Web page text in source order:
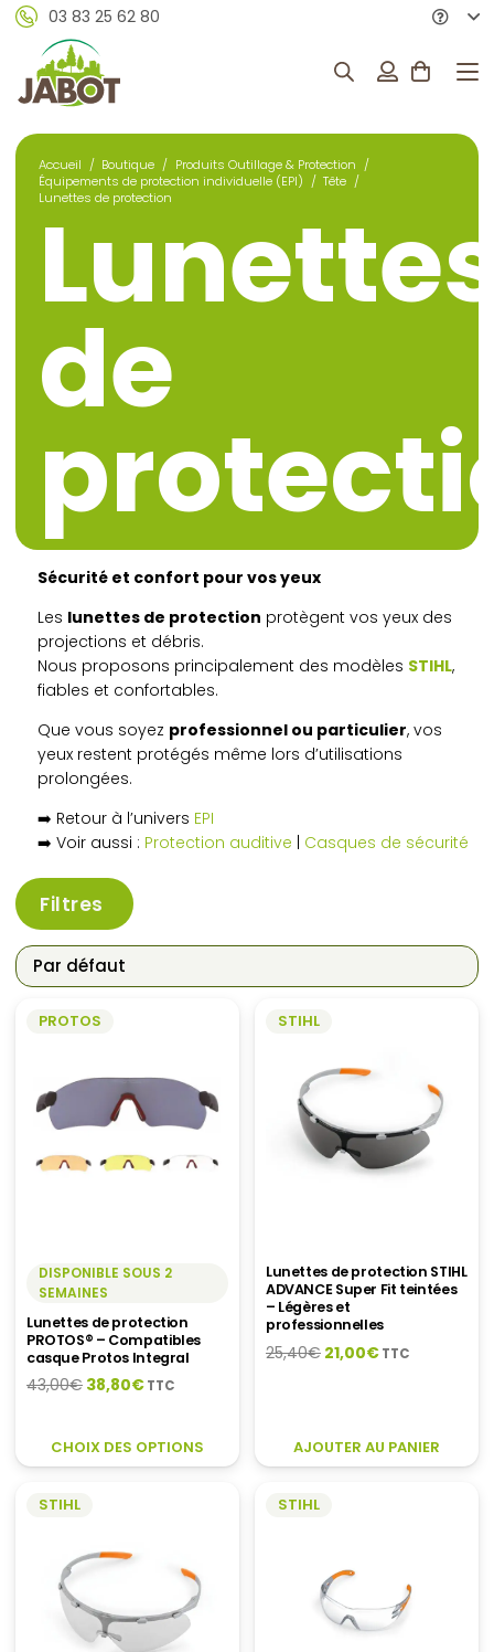
03 83 25 62 80
Accueil / Boutique / Produits Outillage & Protection /
Équipements de protection individuelle (EPI) / Tête /
Lunettes de protection
de
Sécurité et confort pour vos yeux
Les lunettes de protection protègent vos yeux des
projections et débris.
Nous proposons principalement des modèles STIHL,
fiables et confortables.
Que vous soyez professionnel ou particulier, vos
yeux restent protégés même lors d’utilisations
prolongées.
➡️ Retour à l’univers EPI
➡️ Voir aussi : Protection auditive Casques de sécurité
Filtres
PROTOS
DISPONIBLE SOUS 2
SEMAINES
Lunettes de protection
PROTOS® – Compatibles
casque Protos Integral
43,00€ Le
était :
38,80€Le
est :
TTC
CHOIX DES OPTIONS
PRODUIT
PLUSIEURS
STIHL
Lunettes de protection STIHL
ADVANCE Super Fit teintées
– Légères et
professionnelles
25,40€ Le
25,40€.
21,00€Le
21,00€.
TTC
AJOUTER AU PANIER
STIHL STIHL